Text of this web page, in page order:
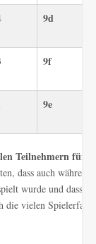
9d
9f
9e
Teilnehmern für
dass auch während
wurde und dass
die vielen